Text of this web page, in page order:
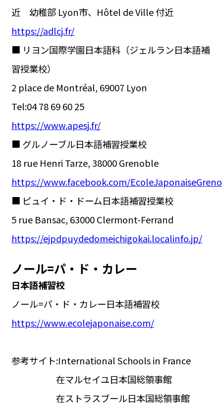
近 幼稚部 Lyon市、Hôtel de Ville 付近
https://adlcj.fr/
■ リヨン国際学園日本語科（ジェルラン日本語補
習授業校）
2 place de Montréal, 69007 Lyon
Tel:04 78 69 60 25
https://www.apesj.fr/
■ グルノーブル日本語補習授業校
18 rue Henri Tarze, 38000 Grenoble
https://www.facebook.com/
■ ピュイ・ド・ドーム日本語補習授業校
5 rue Bansac, 63000 Clermont-Ferrand
https://ejpdpuydedomeichigokai.localinfo.jp/
ノール=パ・ド・カレー
日本語補習校
ノール=パ・ド・カレー日本語補習校
https://www.ecolejaponaise.com/
参考サイト:International Schools in France
在マルセイユ日本国総領事館
在ストラスブール日本国総領事館